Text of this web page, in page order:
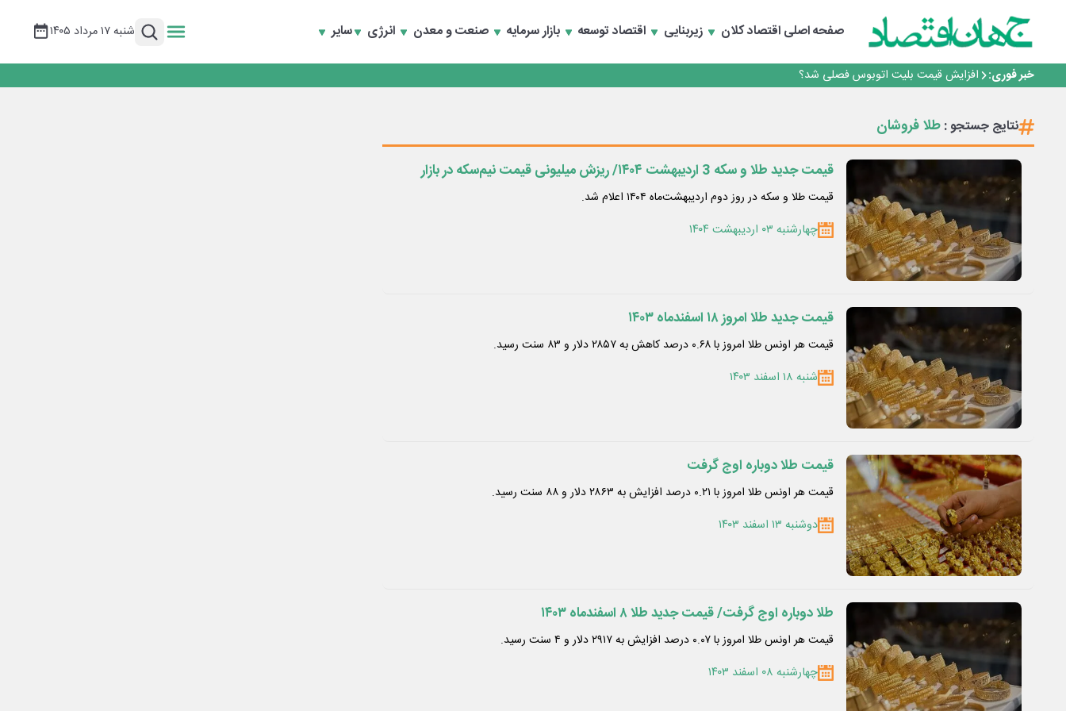
صفحه اصلیاقتصاد کلان زیربنایی اقتصاد توسعه بازار سرمایه صنعت و معدن انرژی سایر شنبه ۱۷ مرداد ۱۴۰۵
خبر فوری:
رانندگان انگلیسی به سرقت سوخت روی آوردند!
۲ درصد از مشترکان ۱۰ درصد برق خانگی را مصرف می‌کنند!
افزایش قیمت بلیت اتوبوس فصلی شد؟
چرا بدون ثبات ارزی، صنایع بزرگ ایران در بن‌بست باقی می‌مانند
۲ درصد از مشترکان ۱۰ درصد برق خانگی را مصرف می‌کنند!
روزنامه ۱۷ مرداد
افزایش قیمت بلیت اتوبوس فصلی شد؟
نتایج جستجو :طلا فروشان
قیمت جدید طلا و سکه 3 اردیبهشت ۱۴۰۴/ ریزش میلیونی قیمت نیم‌سکه در بازار
قیمت طلا و سکه در روز دوم اردیبهشت‌ماه ۱۴۰۴ اعلام شد.
چهارشنبه ۰۳ اردیبهشت ۱۴۰۴
قیمت جدید طلا امروز ۱۸ اسفندماه ۱۴۰۳
قیمت هر اونس طلا امروز با ۰.۶۸ درصد کاهش به ۲۸۵۷ دلار و ۸۳ سنت رسید.
شنبه ۱۸ اسفند ۱۴۰۳
قیمت طلا دوباره اوج گرفت
قیمت هر اونس طلا امروز با ۰.۲۱ درصد افزایش به ۲۸۶۳ دلار و ۸۸ سنت رسید.
دوشنبه ۱۳ اسفند ۱۴۰۳
طلا دوباره اوج گرفت/ قیمت جدید طلا ۸ اسفندماه ۱۴۰۳
قیمت هر اونس طلا امروز با ۰‌.۰۷ درصد افزایش به ۲۹۱۷ دلار و ۴ سنت رسید.
چهارشنبه ۰۸ اسفند ۱۴۰۳